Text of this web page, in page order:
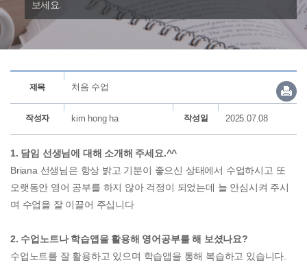
바로가기
수업
보세요.
제목 처음 수업
작성자 kim hong ha 작성일 2025.07.08
1. 담임 선생님에 대해 소개해 주세요.^^
Briana 선생님은 항상 밝고 기분이 좋으신 상태에서 수업하시고 또
오랫동안 영어 공부를 하지 않아 걱정이 되었는데 늘 안심시켜 주시
며 수업을 잘 이끌어 주십니다
2. 수업노트나 학습앱을 활용해 영어공부를 해 보셨나요?
수업노트를 잘 활용하고 있으며 학습앱을 통해 복습하고 있습니다.